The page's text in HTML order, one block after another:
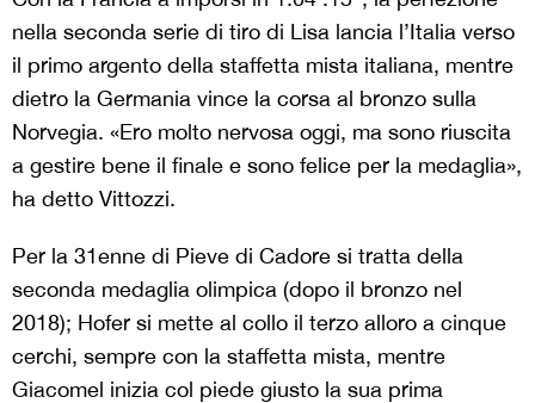
nella seconda serie di tiro di Lisa lancia l’Italia verso
il primo argento della staffetta mista italiana, mentre
dietro la Germania vince la corsa al bronzo sulla
Norvegia. «Ero molto nervosa oggi, ma sono riuscita
a gestire bene il finale e sono felice per la medaglia»,
ha detto Vittozzi.
Per la 31enne di Pieve di Cadore si tratta della
seconda medaglia olimpica (dopo il bronzo nel
2018); Hofer si mette al collo il terzo alloro a cinque
cerchi, sempre con la staffetta mista, mentre
Giacomel inizia col piede giusto la sua prima